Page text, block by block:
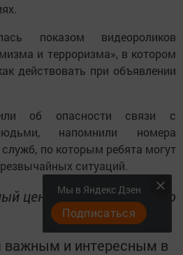
показом видеороликов
и терроризма», в котором
действовать при объявлении
об опасности связи с
напомнили номера
по которым ребята могут
ситуаций.
центр города Азнакаево
и интересным в
Мы в Яндекс Дзен
Подписаться